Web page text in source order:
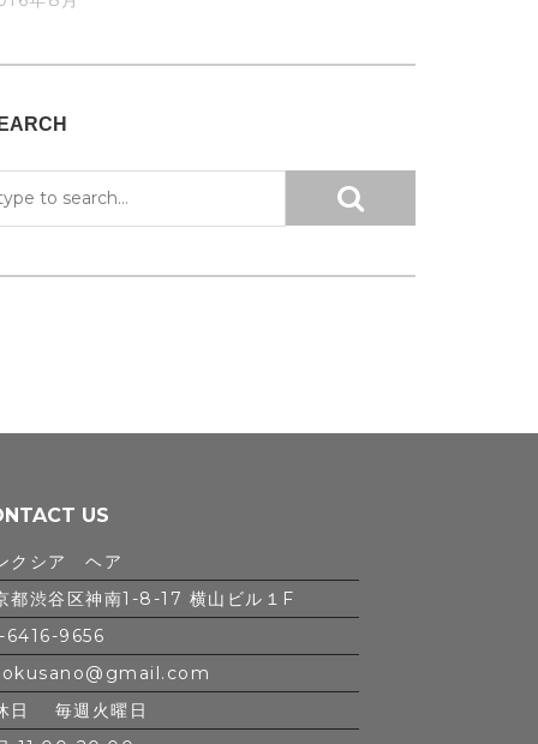
US
クシア ヘア
都渋谷区神南1-8-17 横山ビル１F
6416-9656
日 毎週火曜日